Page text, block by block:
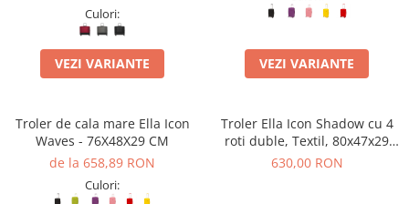
Culori:
VEZI VARIANTE VEZI VARIANTE
Troler de cala mare Ella Icon
Waves - 76X48X29 CM
de la 658,89 RON
Culori:
Troler Ella Icon Shadow cu 4
roti duble, Textil, 80x47x29
cm, Kaki
630,00 RON